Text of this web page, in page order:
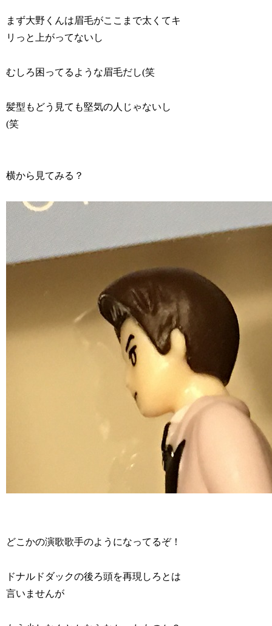
まず大野くんは眉毛がここまで太くてキ
リっと上がってないし
むしろ困ってるような眉毛だし(笑
髪型もどう見ても堅気の人じゃないし
(笑
横から見てみる？
どこかの演歌歌手のようになってるぞ！
ドナルドダックの後ろ頭を再現しろとは
言いませんが